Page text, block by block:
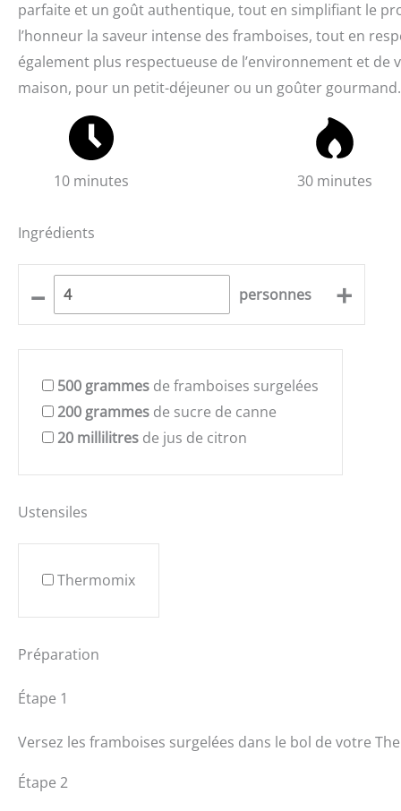
parfaite et un goût authentique, tout en simplifiant le
l’honneur la saveur intense des framboises, tout en
également plus respectueuse de l’environnement et
maison, pour un petit-déjeuner ou un goûter gourmand.
10 minutes 30 minutes
Ingrédients
– personnes +
500 grammes de framboises surgelées
200 grammes de sucre de canne
20 millilitres de jus de citron
Ustensiles
Thermomix
Préparation
Étape 1
Versez les framboises surgelées dans le bol de votre
Étape 2